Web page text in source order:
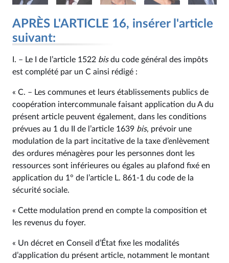
APRÈS L'ARTICLE 16, insérer l'article
suivant:
I. – Le I de l’article 1522 bisdu code général des impôts
est complété par un C ainsi rédigé :
« C. – Les communes et leurs établissements publics de
coopération intercommunale faisant application du A du
présent article peuvent également, dans les conditions
prévues au 1 du II de l’article 1639 bis, prévoir une
modulation de la part incitative de la taxe d’enlèvement
des ordures ménagères pour les personnes dont les
ressources sont inférieures ou égales au plafond fixé en
application du 1° de l’article L. 861‑1 du code de la
sécurité sociale.
« Cette modulation prend en compte la composition et
les revenus du foyer.
« Un décret en Conseil d’État fixe les modalités
d’application du présent article, notamment le montant